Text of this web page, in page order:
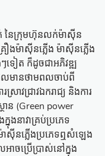
នៃក្រុមហ៊ុនលក់ម៉ាស៊ីន
ឿងម៉ាស៊ីនភ្លើង ម៉ាស៊ីនភ្លើង
ទៀត ក៏ដូចជាអភិវឌ្ឍ
លមានថាមពលចាប់ពី
វជ្រាវឯករាជ្យ និងការ
ន (Green power
ងនាវាគ្រប់ប្រភេទ
ស៊ីនភ្លើងប្រភេទឮសំឡេង
ាចប្រើប្រាស់នៅក្នុង